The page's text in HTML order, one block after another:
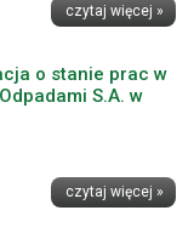
czytaj więcej »
o stanie prac w
S.A. w
czytaj więcej »